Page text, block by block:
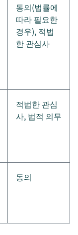
동의(법률에
따라 필요한
경우), 적법
한 관심사
적법한 관심
사, 법적 의무
동의